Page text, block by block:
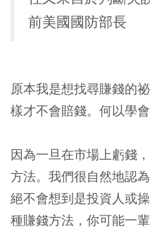
前美國國防部長
原本我是想找尋賺錢的
樣才不會賠錢。何以學
因為一旦在市場上虧錢
方法。我們很自然地認
絕不會想到是投資人或
種賺錢方法，你可能一